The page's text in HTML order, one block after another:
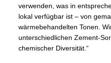
verwenden, was in
lokal verfügbar ist – von
wärmebehandelten Tonen.
unterschiedlichen Zement-
chemischer Diversität.“